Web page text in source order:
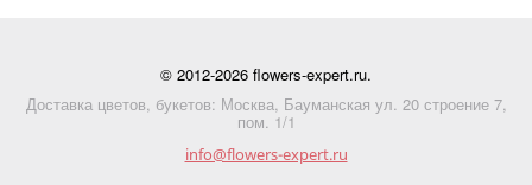
© 2012-2026 flowers-expert.ru.
Доставка цветов, букетов: Москва, Бауманская ул. 20 строение 7,
пом. 1/1
info@flowers-expert.ru